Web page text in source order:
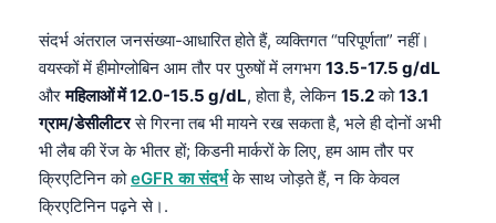
संदर्भ अंतराल जनसंख्या-आधारित होते हैं, व्यक्तिगत “परिपूर्णता” नहीं।
वयस्कों में हीमोग्लोबिन आम तौर पर पुरुषों में लगभग 13.5-17.5 g/dL
औरमहिलाओं में 12.0-15.5 g/dL, होता है, लेकिन 15.2को13.1
ग्राम/डेसीलीटरसे गिरना तब भी मायने रख सकता है, भले ही दोनों अभी
भी लैब की रेंज के भीतर हों; किडनी मार्करों के लिए, हम आम तौर पर
क्रिएटिनिन कोeGFR का संदर्भके साथ जोड़ते हैं, न कि केवल
क्रिएटिनिन पढ़ने से।.